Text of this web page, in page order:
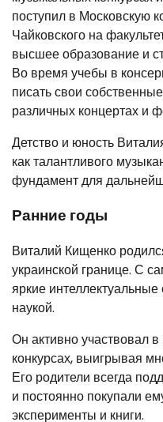
поступил в Московскую
Чайковского на
высшее образование и
Во время учебы в
писать свои
различных концертах и
Детство и юность
как талантливого
фундамент для
Ранние годы
Виталий Кищенко
украинской границе. С
яркие
наукой.
Он активно участвовал
конкурсах, выигрывая
Его родители всегда
и постоянно покупали
эксперименты и книги.